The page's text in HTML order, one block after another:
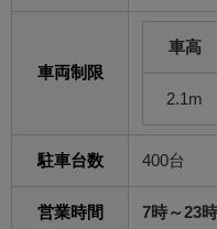
車両制限
車高
2.1m
駐車台数 400台
営業時間 7時～23